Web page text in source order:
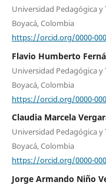
Universidad Pedagógica
Boyacá, Colombia
https://orcid.org/0000-
Flavio Humberto
Universidad Pedagógica
Boyacá, Colombia
https://orcid.org/0000-
Claudia Marcela
Universidad Pedagógica
Boyacá, Colombia
https://orcid.org/0000-
Jorge Armando Niño